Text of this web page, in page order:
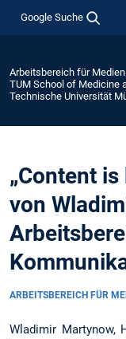
Google Suche
Arbeitsbereich für
TUM School of Medicine
Technische Universität
„Content
von
ARBEITSBEREICH FÜR
Wladimir Martynow,